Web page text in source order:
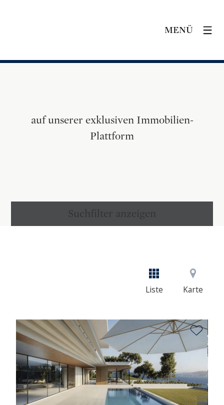
MENÜ
auf unserer exklusiven Immobilien-
Plattform
Suchfilter anzeigen
Liste Karte